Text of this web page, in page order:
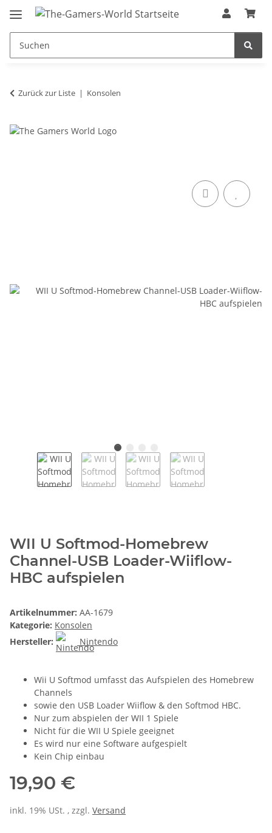
Zurück zur Liste Konsolen
WII U Softmod-Homebrew
Channel-USB Loader-Wiiflow-
HBC aufspielen
Artikelnummer: AA-1679
Kategorie: Konsolen
Hersteller:
Nintendo
Wii U Softmod umfasst das Aufspielen des Homebrew
Channels
sowie den USB Loader Wiiflow & den Softmod HBC.
Nur zum abspielen der WII 1 Spiele
Nicht für die WII U Spiele geeignet
Es wird nur eine Software aufgespielt
Kein Chip einbau
19,90 €
inkl. 19% USt. , zzgl. Versand